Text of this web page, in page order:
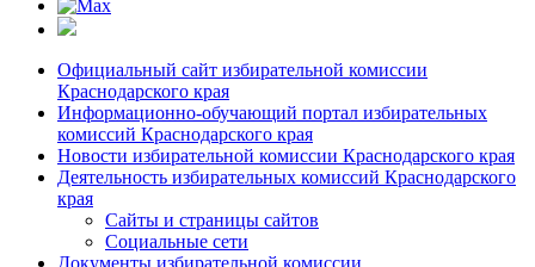
Официальный сайт избирательной комиссии
Краснодарского края
Информационно-обучающий портал избирательных
комиссий Краснодарского края
Новости избирательной комиссии Краснодарского края
Деятельность избирательных комиссий Краснодарского
края
Сайты и страницы сайтов
Социальные сети
Документы избирательной комиссии